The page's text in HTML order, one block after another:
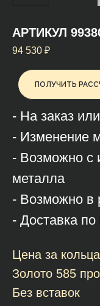
ПОЛУЧИТЬ
АРТИКУЛ
94 530 ₽
- На заказ
- Изменение
- Возможно с
металла
- Возможно в
- Доставка
Цена за
Золото 585
Без вставок